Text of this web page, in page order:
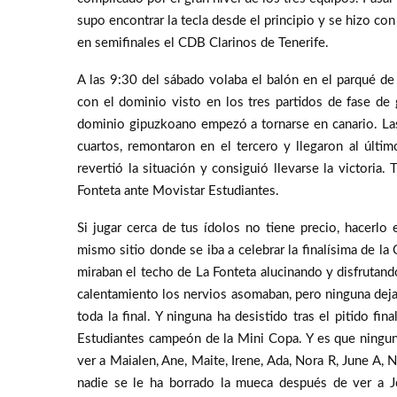
supo encontrar la tecla desde el principio y se hizo
en semifinales el CDB Clarinos de Tenerife.
A las 9:30 del sábado volaba el balón en el parqué
con el dominio visto en los tres partidos de fase de
dominio gipuzkoano empezó a tornarse en canario.
cuartos, remontaron en el tercero y llegaron al
revertió la situación y consiguió llevarse la victoria.
Fonteta ante Movistar Estudiantes.
Si jugar cerca de tus ídolos no tiene precio,
mismo sitio donde se iba a celebrar la finalísima de la
miraban el techo de La Fonteta alucinando y
calentamiento los nervios asomaban, pero ninguna
toda la final. Y ninguna ha desistido tras el pitido
Estudiantes campeón de la Mini Copa. Y es que
ver a Maialen, Ane, Maite, Irene, Ada, Nora R, June A,
nadie se le ha borrado la mueca después de ver a